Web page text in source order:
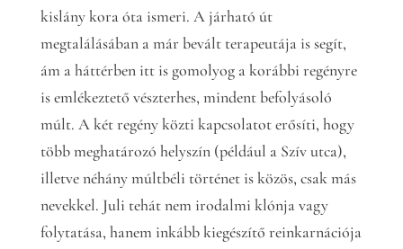
kislány kora óta ismeri. A járható út
megtalálásában a már bevált terapeutája is segít,
ám a háttérben itt is gomolyog a korábbi regényre
is emlékeztető vészterhes, mindent befolyásoló
múlt. A két regény közti kapcsolatot erősíti, hogy
több meghatározó helyszín (például a Szív utca),
illetve néhány múltbéli történet is közös, csak más
nevekkel. Juli tehát nem irodalmi klónja vagy
folytatása, hanem inkább kiegészítő reinkarnációja